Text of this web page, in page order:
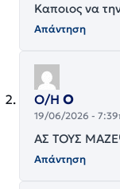
Καποιος να
Απάντηση
Ο/Η Ο
19/06/2026 -
ΑΣ ΤΟΥΣ
Απάντηση